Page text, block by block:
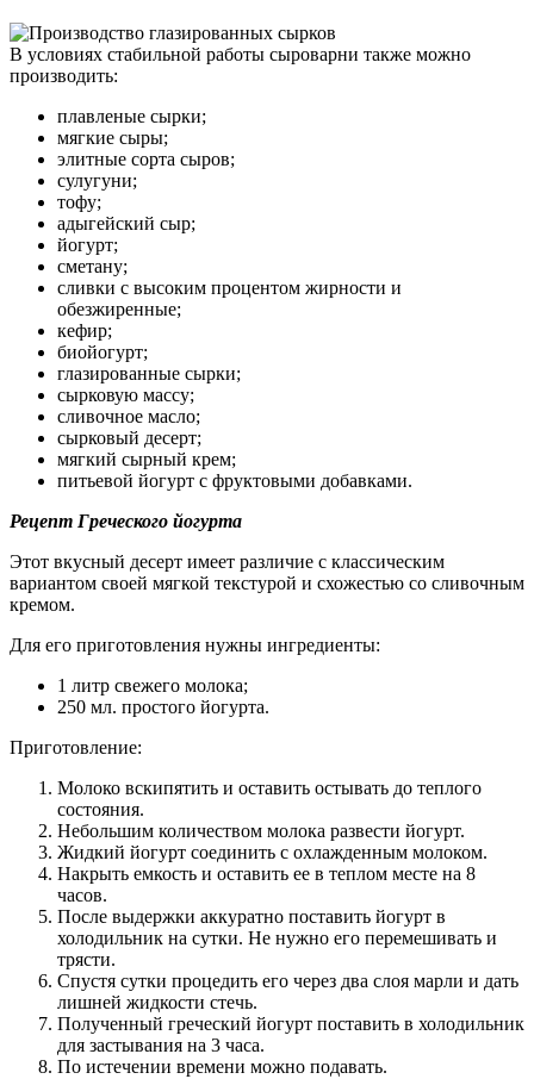
В условиях стабильной работы сыроварни также можно
производить:
плавленые сырки;
мягкие сыры;
элитные сорта сыров;
сулугуни;
тофу;
адыгейский сыр;
йогурт;
сметану;
сливки с высоким процентом жирности и
обезжиренные;
кефир;
биойогурт;
глазированные сырки;
сырковую массу;
сливочное масло;
сырковый десерт;
мягкий сырный крем;
питьевой йогурт с фруктовыми добавками.
Рецепт Греческого йогурта
Этот вкусный десерт имеет различие с классическим
вариантом своей мягкой текстурой и схожестью со сливочным
кремом.
Для его приготовления нужны ингредиенты:
1 литр свежего молока;
250 мл. простого йогурта.
Приготовление:
Молоко вскипятить и оставить остывать до теплого
состояния.
Небольшим количеством молока развести йогурт.
Жидкий йогурт соединить с охлажденным молоком.
Накрыть емкость и оставить ее в теплом месте на 8
часов.
После выдержки аккуратно поставить йогурт в
холодильник на сутки. Не нужно его перемешивать и
трясти.
Спустя сутки процедить его через два слоя марли и дать
лишней жидкости стечь.
Полученный греческий йогурт поставить в холодильник
для застывания на 3 часа.
По истечении времени можно подавать.